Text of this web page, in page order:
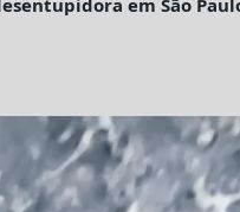
em São